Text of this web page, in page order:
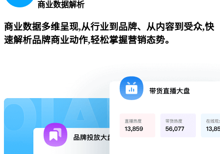
商业数据解析
商业数据多维呈现,从行业到品牌、从内容到受众,快
速解析品牌商业动作,轻松掌握营销态势。